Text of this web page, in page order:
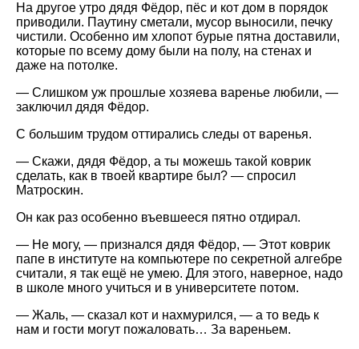
На другое утро дядя Фёдор, пёс и кот дом в порядок
приводили. Паутину сметали, мусор выносили, печку
чистили. Особенно им хлопот бурые пятна доставили,
которые по всему дому были на полу, на стенах и
даже на потолке.
— Слишком уж прошлые хозяева варенье любили, —
заключил дядя Фёдор.
С большим трудом оттирались следы от варенья.
— Скажи, дядя Фёдор, а ты можешь такой коврик
сделать, как в твоей квартире был? — спросил
Матроскин.
Он как раз особенно въевшееся пятно отдирал.
— Не могу, — признался дядя Фёдор, — Этот коврик
папе в институте на компьютере по секретной алгебре
считали, я так ещё не умею. Для этого, наверное, надо
в школе много учиться и в университете потом.
— Жаль, — сказал кот и нахмурился, — а то ведь к
нам и гости могут пожаловать… За вареньем.